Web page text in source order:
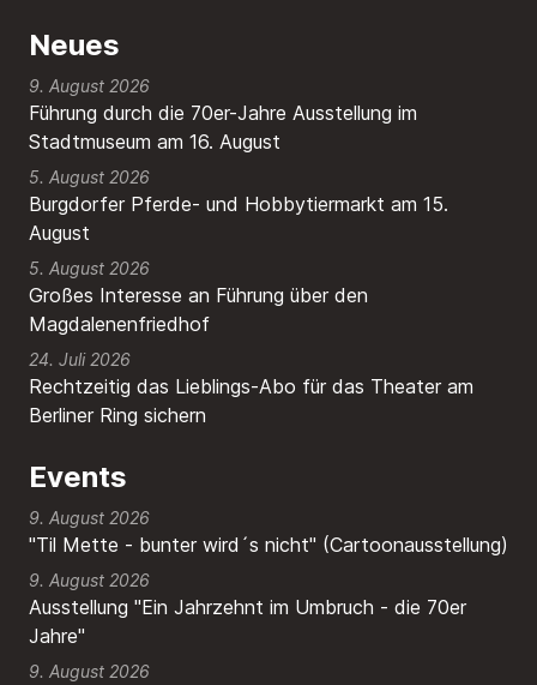
Neues
Führung durch die 70er-Jahre Ausstellung im
Stadtmuseum am 16. August
9. August 2026
Burgdorfer Pferde- und Hobbytiermarkt am 15.
August
5. August 2026
Großes Interesse an Führung über den
Magdalenenfriedhof
5. August 2026
Rechtzeitig das Lieblings-Abo für das Theater am
Berliner Ring sichern
24. Juli 2026
Events
9. August 2026
"Til Mette - bunter wird´s nicht" (Cartoonausstellung)
9. August 2026
Ausstellung "Ein Jahrzehnt im Umbruch - die 70er
Jahre"
9. August 2026